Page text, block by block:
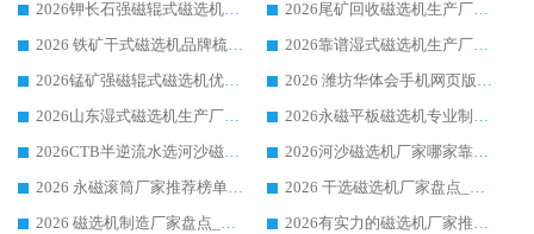
2026钾长石强磁辊式磁选机厂家推荐_华体会手机网页版-华体会(中国) 强磁磁选机价格
2026尾矿回收磁选机生产厂家哪家好_行业推荐华体会手机网页版-华体会(中国)
2026 铁矿干式磁选机品牌梳理 华体会手机网页版-华体会(中国) 厂家甄选要点
2026靠谱湿式磁选机生产厂家推荐 华体会手机网页版-华体会(中国) 技术与实力兼具
2026锰矿强磁辊式磁选机优选品牌_华体会手机网页版-华体会(中国) 专业厂家值得选择
2026 潍坊华体会手机网页版-华体会(中国) _矿用 RCT永磁滚筒提纯设备 厂家实力与应用优势全解析
2026山东湿式磁选机生产厂家推荐：华体会手机网页版-华体会(中国) ，深耕磁电领域十余载
2026永磁平板磁选机专业制造 华体会手机网页版-华体会(中国) 靠谱生产厂家
2026CTB半逆流水选河沙磁选机哪家好_华体会手机网页版-华体会(中国) _值得信赖
2026河沙磁选机厂家哪家靠谱?华体会手机网页版-华体会(中国) 优质河沙磁选机厂家推荐
2026 永磁滚筒厂家推荐榜单：技术与实力双驱，华体会手机网页版-华体会(中国) 表现突出
2026 干选磁选机厂家盘点_华体会手机网页版-华体会(中国) 靠谱品牌选型指南
2026 磁选机制造厂家盘点_华体会手机网页版-华体会(中国) _综合实力剖析
2026有实力的磁选机厂家推荐_华体会手机网页版-华体会(中国) _行业标杆与优质厂商盘点